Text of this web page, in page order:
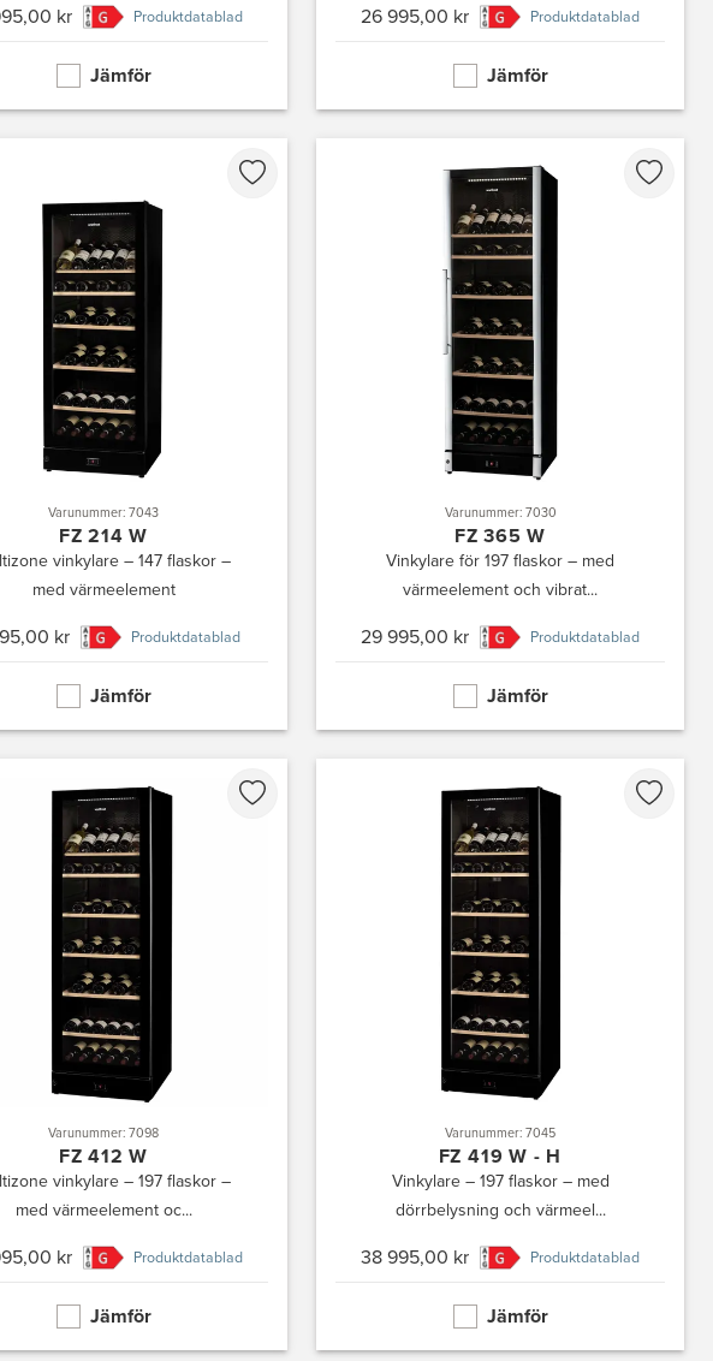
kr Produktdatablad
Jämför
26 995,00 kr Produktdatablad
Jämför
Varunummer: 7043
FZ 214 W
vinkylare – 147 flaskor –
med värmeelement
kr Produktdatablad
Jämför
Varunummer: 7030
FZ 365 W
Vinkylare för 197 flaskor – med
värmeelement och vibrat...
29 995,00 kr Produktdatablad
Jämför
Varunummer: 7098
FZ 412 W
vinkylare – 197 flaskor –
med värmeelement oc...
kr Produktdatablad
Jämför
Varunummer: 7045
FZ 419 W - H
Vinkylare – 197 flaskor – med
dörrbelysning och värmeel...
38 995,00 kr Produktdatablad
Jämför